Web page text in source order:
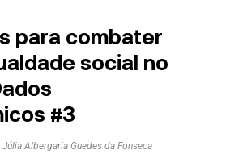
para combater
social no
#3
Júlia Albergaria Guedes da Fonseca